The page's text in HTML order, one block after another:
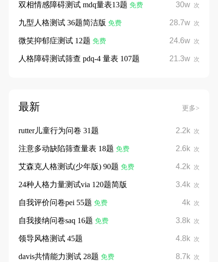
30w 次
双相情感障碍测试 mdq量表13题 免费
28.7w 次
九型人格测试 36题简洁版 免费
24.6w 次
微笑抑郁症测试 12题 免费
21.3w 次
人格障碍测试筛查 pdq-4 量表 107题
最新 更多>
2.2k 次
rutter儿童行为问卷 31题
2.6k 次
注意多动缺陷筛查量表 18题 免费
4.2k 次
艾森克人格测试(少年版) 90题 免费
3.4k 次
24种人格力量测试via 120题简版
4k 次
自我评价问卷pei 55题 免费
3.8k 次
自我接纳问卷saq 16题 免费
4.8k 次
领导风格测试 45题
8.7k 次
davis共情能力测试 28题 免费